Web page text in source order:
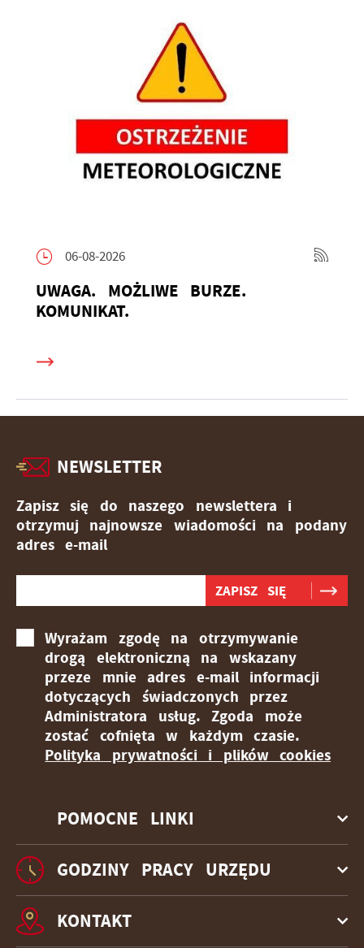
06-08-2026
UWAGA. MOŻLIWE BURZE.
KOMUNIKAT.
POMOCNE LINKI
NEWSLETTER
Zapisz się do naszego newslettera i
otrzymuj najnowsze wiadomości na podany
adres e-mail
Wyrażam zgodę na otrzymywanie
drogą elektroniczną na wskazany
przeze mnie adres e-mail informacji
dotyczących świadczonych przez
Administratora usług. Zgoda może
zostać cofnięta w każdym czasie.
Polityka prywatności i plików cookies
GODZINY PRACY URZĘDU
KONTAKT